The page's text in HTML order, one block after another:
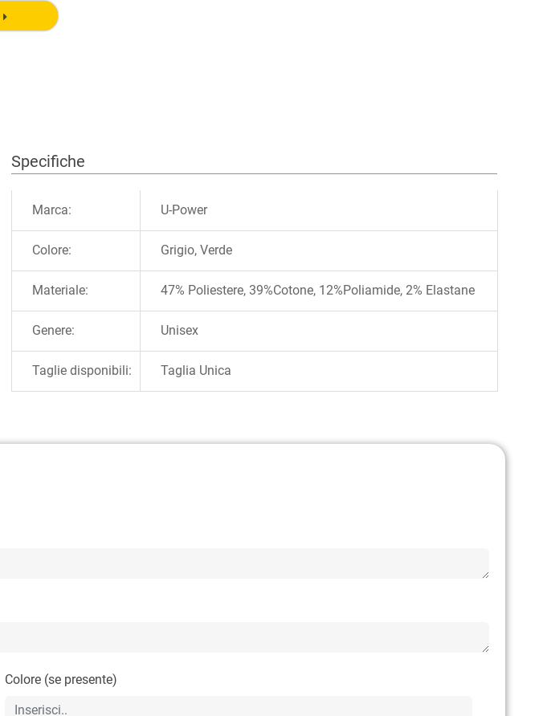
Specifiche
Marca: U-Power
Colore: Grigio, Verde
Materiale: 47% Poliestere, 39%Cotone, 12%Poliamide, 2% Elastane
Genere: Unisex
Taglie disponibili: Taglia Unica
Colore (se presente)